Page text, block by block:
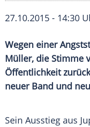
27.10.2015 - 14:30
Wegen einer
Müller, die Stimme
Öffentlichkeit
neuer Band und
Sein Ausstieg aus